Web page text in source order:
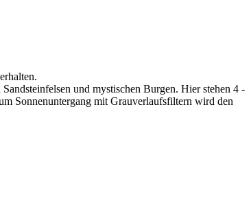
und mystischen Burgen. Hier stehen 4 -
Sonnenuntergang mit Grauverlaufsfiltern wird den